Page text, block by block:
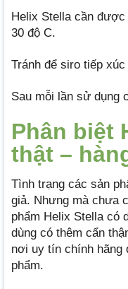
Helix Stella cần
30 độ C.
Tránh để siro tiếp
Sau mỗi lần sử dụng
Phân biệt
thật –
Tình trạng các sản
giả. Nhưng mà chưa
phẩm Helix Stella có
dùng có thêm cẩn
nơi uy tín chính hãng
phẩm.